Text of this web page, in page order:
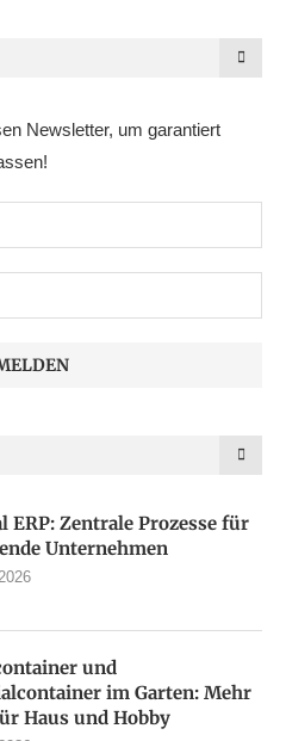
Newsletter, um garantiert
ERP: Zentrale Prozesse für
Unternehmen
und
im Garten: Mehr
Haus und Hobby